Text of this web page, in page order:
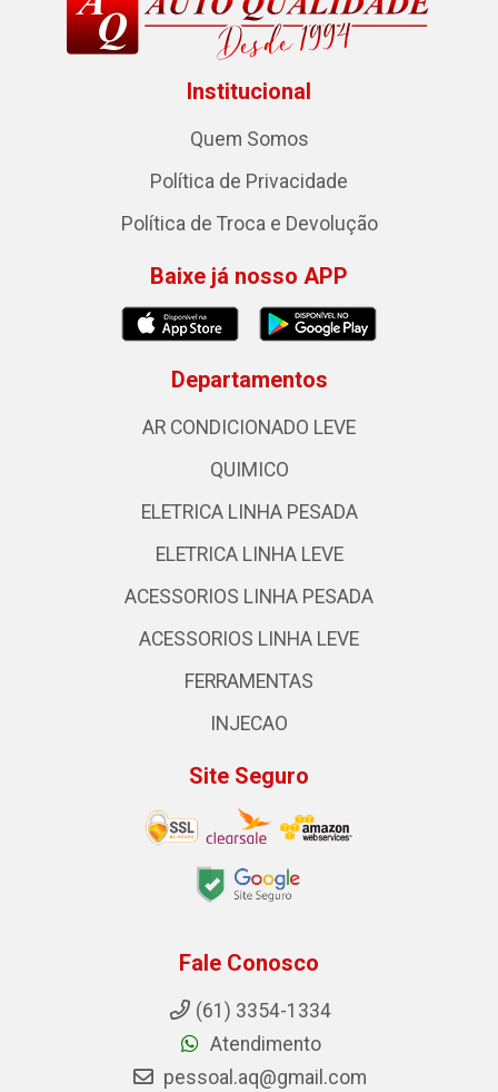
Institucional
Quem Somos
Política de Privacidade
Política de Troca e Devolução
Baixe já nosso APP
Departamentos
AR CONDICIONADO LEVE
QUIMICO
ELETRICA LINHA PESADA
ELETRICA LINHA LEVE
ACESSORIOS LINHA PESADA
ACESSORIOS LINHA LEVE
FERRAMENTAS
INJECAO
Site Seguro
Fale Conosco
(61) 3354-1334
Atendimento
pessoal.aq@gmail.com